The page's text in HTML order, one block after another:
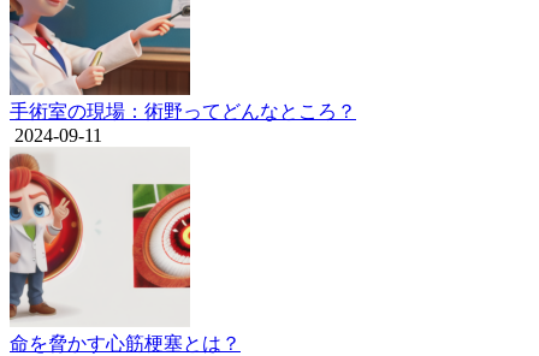
手術室の現場：術野ってどんなところ？
2024-09-11
命を脅かす心筋梗塞とは？